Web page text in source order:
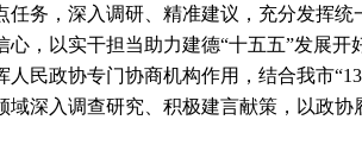
任务，深入调研、精准建议，充分发挥
心，以实干担当助力建德“十五五”发展
人民政协专门协商机构作用，结合我市
域深入调查研究、积极建言献策，以政